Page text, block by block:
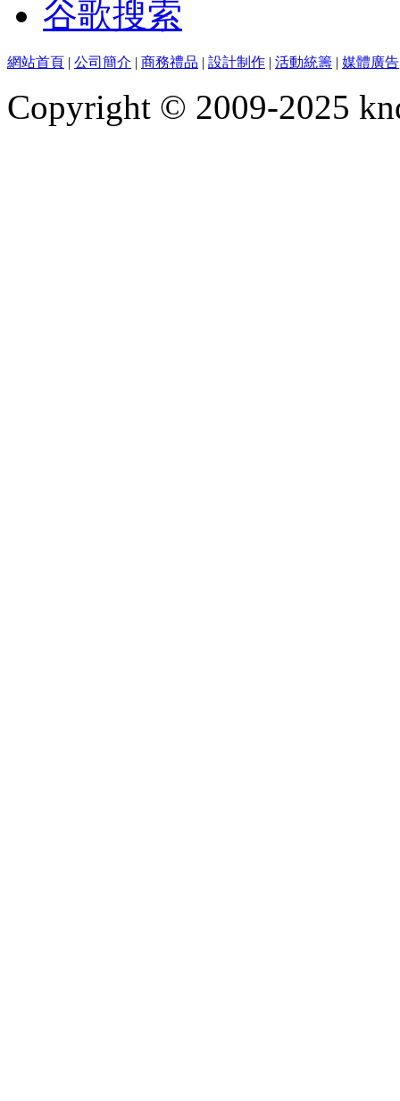
谷歌搜索
網站首頁 | 公司簡介 | 商務禮品 | 設計制作 | 活動統籌 | 媒體廣告
Copyright © 2009-2025